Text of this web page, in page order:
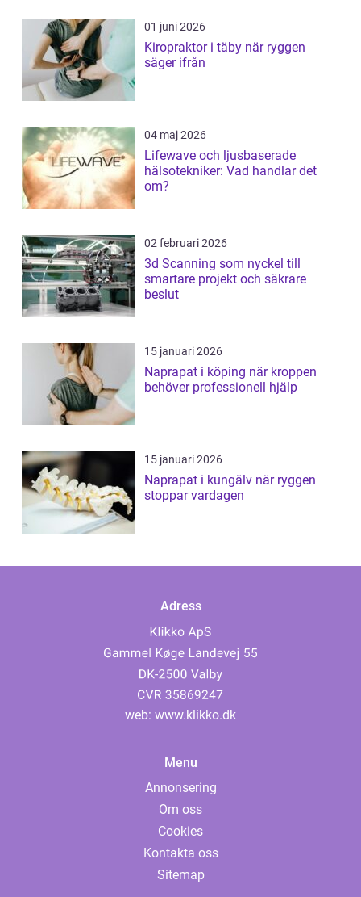
01 juni 2026
Kiropraktor i täby när ryggen
säger ifrån
04 maj 2026
Lifewave och ljusbaserade
hälsotekniker: Vad handlar det
om?
02 februari 2026
3d Scanning som nyckel till
smartare projekt och säkrare
beslut
15 januari 2026
Naprapat i köping när kroppen
behöver professionell hjälp
15 januari 2026
Naprapat i kungälv när ryggen
stoppar vardagen
Adress
web: www.klikko.dk
Menu
Annonsering
Om oss
Cookies
Kontakta oss
Sitemap